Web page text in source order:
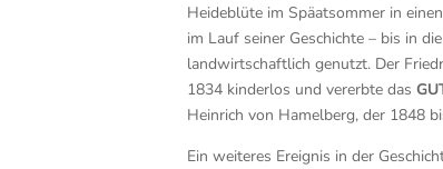
Heideblüte im Späatsommer in
im Lauf seiner Geschichte – bis in
landwirtschaftlich genutzt. Der
1834 kinderlos und vererbte das
Heinrich von Hamelberg, der 1848
Ein weiteres Ereignis in der